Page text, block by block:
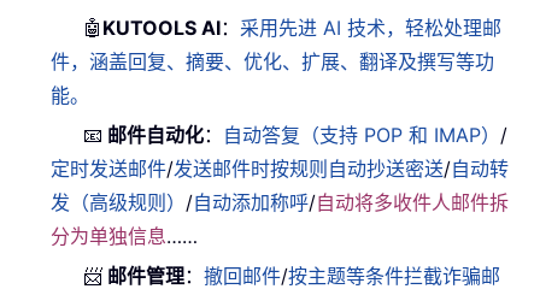
🤖 KUTOOLS AI： 采用先进 AI 技术，轻松处理邮
件，涵盖回复、摘要、优化、扩展、翻译及撰写等功
能。
📧 邮件自动化： 自动答复（支持 POP 和 IMAP） /
定时发送邮件/发送邮件时按规则自动抄送密送/自动转
发（高级规则） /自动添加称呼/自动将多收件人邮件拆
分为单独信息……
📨 邮件管理：撤回邮件/按主题等条件拦截诈骗邮